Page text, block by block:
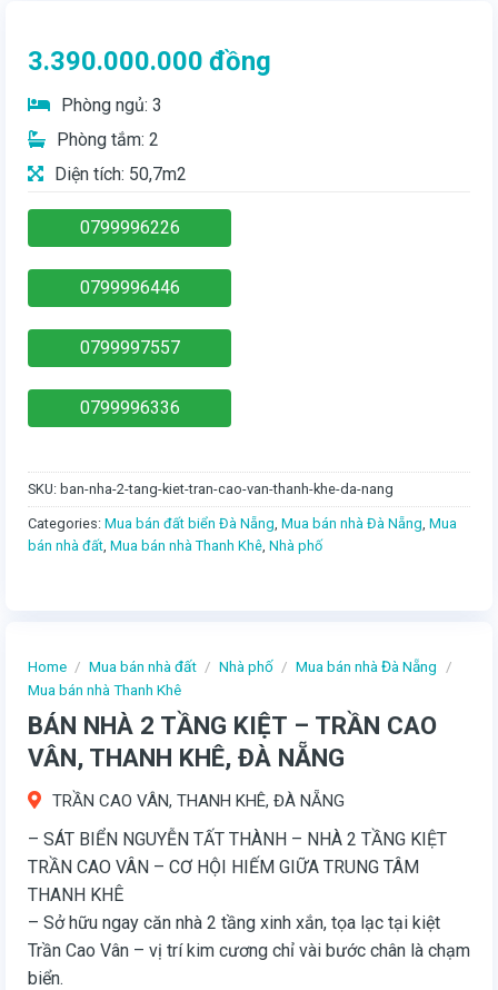
Home / Mua bán nhà đất / Nhà phố / Mua bán nhà Đà Nẵng
/
Mua bán nhà Thanh Khê
BÁN NHÀ 2 TẦNG KIỆT – TRẦN CAO
VÂN, THANH KHÊ, ĐÀ NẴNG
TRẦN CAO VÂN, THANH KHÊ, ĐÀ NẴNG
– SÁT BIỂN NGUYỄN TẤT THÀNH – NHÀ 2 TẦNG KIỆT
TRẦN CAO VÂN – CƠ HỘI HIẾM GIỮA TRUNG TÂM
THANH KHÊ
– Sở hữu ngay căn nhà 2 tầng xinh xắn, tọa lạc tại kiệt
Trần Cao Vân – vị trí kim cương chỉ vài bước chân là chạm
biển.
3.390.000.000 đồng
Phòng ngủ: 3
Phòng tắm: 2
Diện tích: 50,7m2
0799996226
0799996446
0799997557
0799996336
SKU: ban-nha-2-tang-kiet-tran-cao-van-thanh-khe-da-nang
Categories: Mua bán đất biển Đà Nẵng, Mua bán nhà Đà Nẵng, Mua
bán nhà đất, Mua bán nhà Thanh Khê, Nhà phố